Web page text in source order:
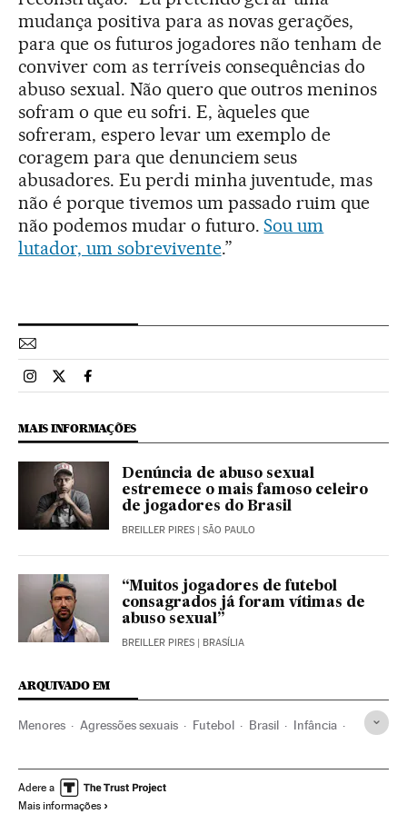
mudança positiva para as novas gerações,
para que os futuros jogadores não tenham de
conviver com as terríveis consequências do
abuso sexual. Não quero que outros meninos
sofram o que eu sofri. E, àqueles que
sofreram, espero levar um exemplo de
coragem para que denunciem seus
abusadores. Eu perdi minha juventude, mas
não é porque tivemos um passado ruim que
não podemos mudar o futuro.Sou um
lutador, um sobrevivente.”
Esportes El País Brasil en Instagram
Esportes El País Brasil en Twitter
Esportes El País Brasil en Facebook
MAIS INFORMAÇÕES
Denúncia de abuso sexual
estremece o mais famoso celeiro
de jogadores do Brasil
BREILLER PIRES | SÃO PAULO
“Muitos jogadores de futebol
consagrados já foram vítimas de
abuso sexual”
BREILLER PIRES | BRASÍLIA
ARQUIVADO EM
Menores Agressões sexuais Futebol Brasil Infância
América do Sul América Latina
Adere a
Mais informações